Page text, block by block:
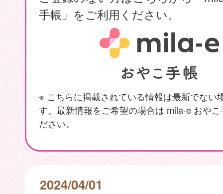
手帳」をご利用ください。
※ こちらに掲載されている情報は最新でない
す。最新情報をご希望の場合は mila-e おや
ださい。
2024/04/01